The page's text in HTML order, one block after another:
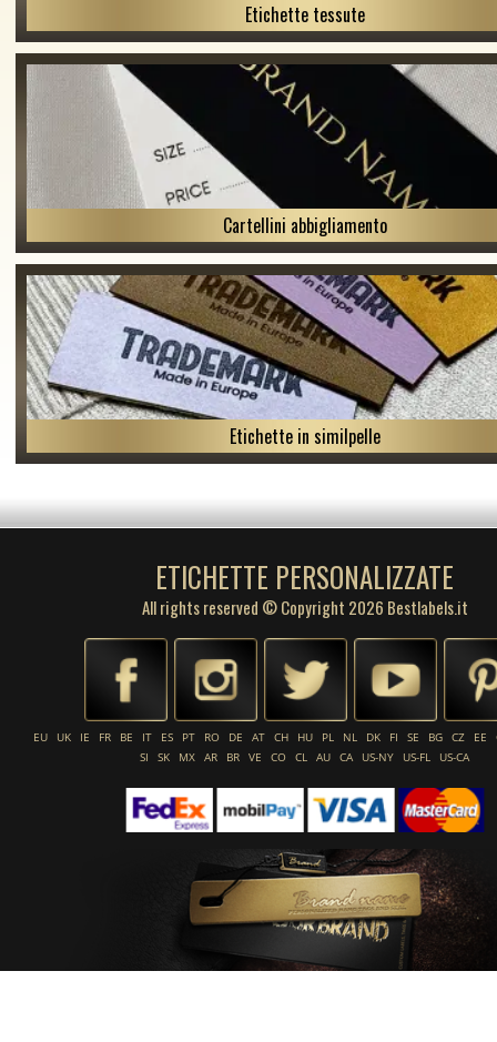
Etichette tessute
Cartellini abbigliamento
Etichette in similpelle
ETICHETTE PERSONALIZZATE
All rights reserved © Copyright 2026 Bestlabels.it
EU UK IE FR BE IT ES PT RO DE AT CH HU PL NL DK FI SE BG CZ EE
SI
SK MX AR BR VE CO CL AU CA US-NY US-FL US-CA